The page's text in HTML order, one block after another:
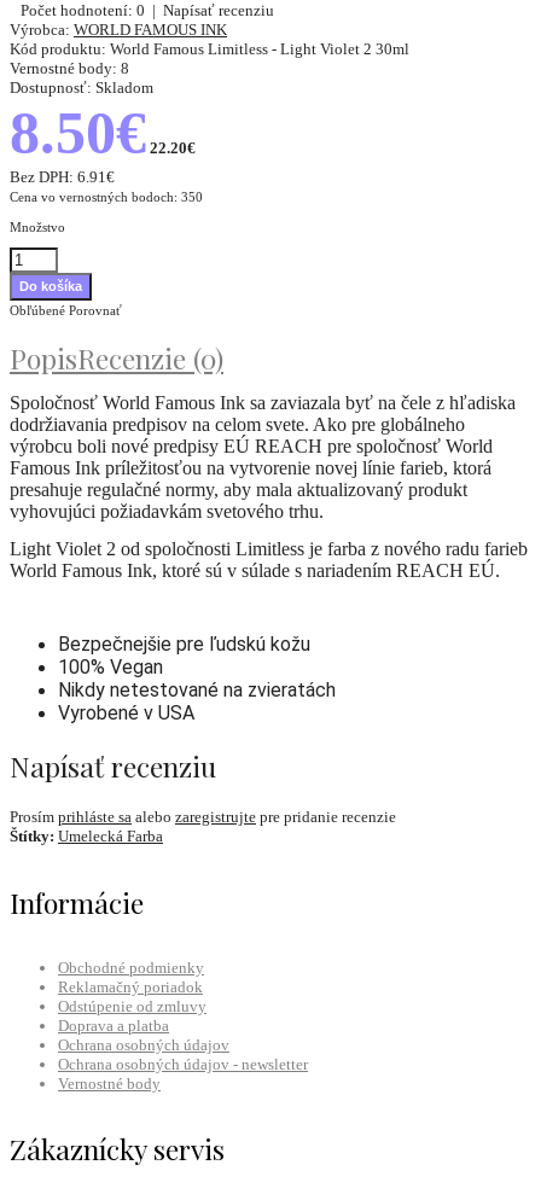
Počet hodnotení: 0 | Napísať recenziu
Výrobca: WORLD FAMOUS INK
Kód produktu: World Famous Limitless - Light Violet 2 30ml
Vernostné body: 8
Dostupnosť: Skladom
8.50€ 22.20€
Bez DPH: 6.91€
Cena vo vernostných bodoch: 350
Množstvo
Obľúbené Porovnať
PopisRecenzie (0)
Spoločnosť World Famous Ink sa zaviazala byť na čele z hľadiska
dodržiavania predpisov na celom svete. Ako pre globálneho
výrobcu boli nové predpisy EÚ REACH pre spoločnosť World
Famous Ink príležitosťou na vytvorenie novej línie farieb, ktorá
presahuje regulačné normy, aby mala aktualizovaný produkt
vyhovujúci požiadavkám svetového trhu.
Light Violet 2 od spoločnosti Limitless je farba z nového radu farieb
World Famous Ink, ktoré sú v súlade s nariadením REACH EÚ.
Bezpečnejšie pre ľudskú kožu
100% Vegan
Nikdy netestované na zvieratách
Vyrobené v USA
Napísať recenziu
Prosím prihláste sa alebo zaregistrujte pre pridanie recenzie
Štítky: Umelecká Farba
Informácie
Obchodné podmienky
Reklamačný poriadok
Odstúpenie od zmluvy
Doprava a platba
Ochrana osobných údajov
Ochrana osobných údajov - newsletter
Vernostné body
Zákaznícky servis